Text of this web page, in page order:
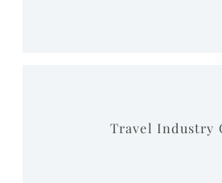
Travel Industry